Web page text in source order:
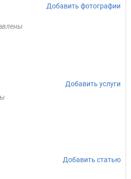
Добавить фотографии
Добавить услуги
Добавить статью